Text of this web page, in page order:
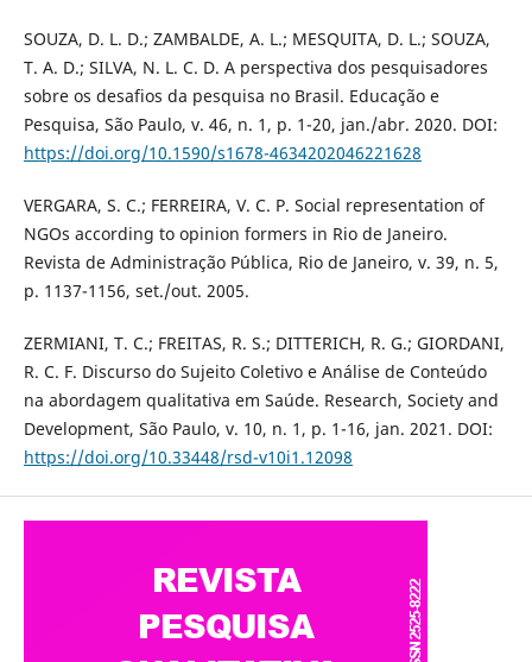
SOUZA, D. L. D.; ZAMBALDE, A. L.; MESQUITA, D. L.; SOUZA,
T. A. D.; SILVA, N. L. C. D. A perspectiva dos pesquisadores
sobre os desafios da pesquisa no Brasil. Educação e
Pesquisa, São Paulo, v. 46, n. 1, p. 1-20, jan./abr. 2020. DOI:
https://doi.org/10.1590/s1678-4634202046221628
VERGARA, S. C.; FERREIRA, V. C. P. Social representation of
NGOs according to opinion formers in Rio de Janeiro.
Revista de Administração Pública, Rio de Janeiro, v. 39, n. 5,
p. 1137-1156, set./out. 2005.
ZERMIANI, T. C.; FREITAS, R. S.; DITTERICH, R. G.; GIORDANI,
R. C. F. Discurso do Sujeito Coletivo e Análise de Conteúdo
na abordagem qualitativa em Saúde. Research, Society and
Development, São Paulo, v. 10, n. 1, p. 1-16, jan. 2021. DOI:
https://doi.org/10.33448/rsd-v10i1.12098